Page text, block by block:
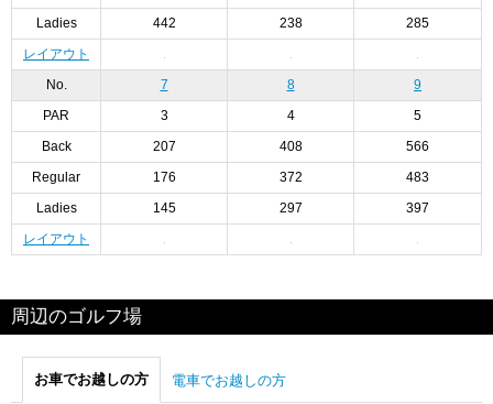
Ladies 442 238 285
レイアウト
No. 7 8 9
PAR 3 4 5
Back 207 408 566
Regular 176 372 483
Ladies 145 297 397
レイアウト
周辺のゴルフ場
お車でお越しの方 電車でお越しの方